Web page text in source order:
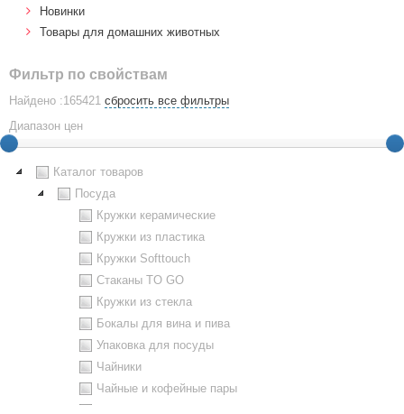
Новинки
Товары для домашних животных
Фильтр по свойствам
Найдено :165421 сбросить все фильтры
Диапазон цен
Каталог товаров
Посуда
Кружки керамические
Кружки из пластика
Кружки Softtouch
Стаканы TO GO
Кружки из стекла
Бокалы для вина и пива
Упаковка для посуды
Чайники
Чайные и кофейные пары